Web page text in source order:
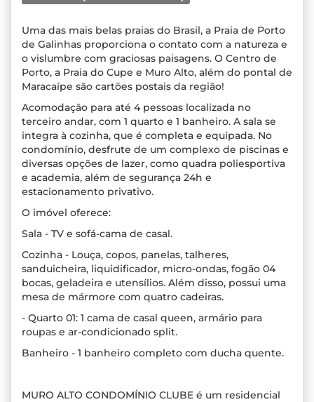
Uma das mais belas praias do Brasil, a Praia de Porto
de Galinhas proporciona o contato com a natureza e
o vislumbre com graciosas paisagens. O Centro de
Porto, a Praia do Cupe e Muro Alto, além do pontal de
Maracaípe são cartões postais da região!
Acomodação para até 4 pessoas localizada no
terceiro andar, com 1 quarto e 1 banheiro. A sala se
integra à cozinha, que é completa e equipada. No
condomínio, desfrute de um complexo de piscinas e
diversas opções de lazer, como quadra poliesportiva
e academia, além de segurança 24h e
estacionamento privativo.
O imóvel oferece:
Sala - TV e sofá-cama de casal.
Cozinha - Louça, copos, panelas, talheres,
sanduicheira, liquidificador, micro-ondas, fogão 04
bocas, geladeira e utensílios. Além disso, possui uma
mesa de mármore com quatro cadeiras.
- Quarto 01: 1 cama de casal queen, armário para
roupas e ar-condicionado split.
Banheiro - 1 banheiro completo com ducha quente.
MURO ALTO CONDOMÍNIO CLUBE é um residencial